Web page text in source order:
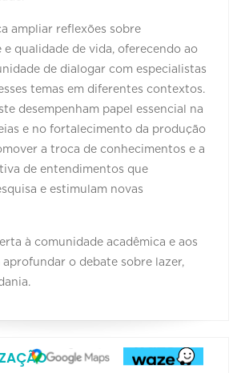
ampliar reflexões sobre
qualidade de vida, oferecendo ao
de dialogar com especialistas
temas em diferentes contextos.
desempenham papel essencial na
e no fortalecimento da produção
a troca de conhecimentos e a
de entendimentos que
e estimulam novas
à comunidade acadêmica e aos
aprofundar o debate sobre lazer,